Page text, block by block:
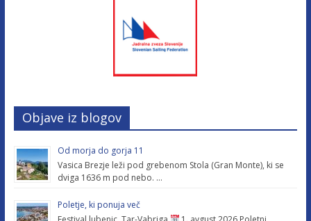
Objave iz blogov
Od morja do gorja 11
Vasica Brezje leži pod grebenom Stola (Gran Monte), ki se
dviga 1636 m pod nebo. …
Poletje, ki ponuja več